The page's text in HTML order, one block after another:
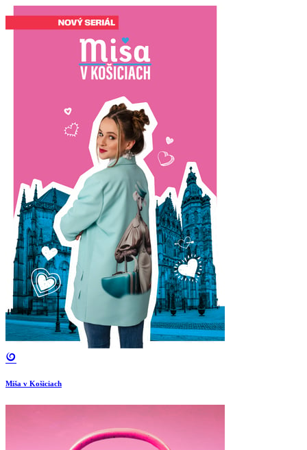
Miša v Košiciach